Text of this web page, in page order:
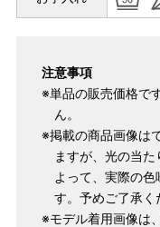
マイサイズでお仕立
注意事項
※単品の販売価格で
ん。
※掲載の商品画像は
ますが、光の当
よって、実際の
す。予めご了承く
※モデル着用画像は